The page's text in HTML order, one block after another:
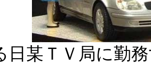
日某ＴＶ局に勤